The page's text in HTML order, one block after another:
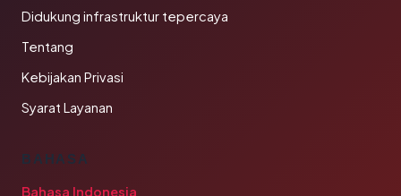
Didukung infrastruktur tepercaya
Tentang
Kebijakan Privasi
Syarat Layanan
BAHASA
Bahasa Indonesia